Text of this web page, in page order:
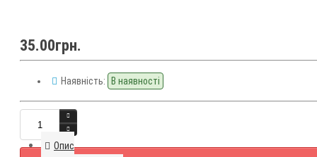
35.00грн.
Наявність: В наявності
Опис